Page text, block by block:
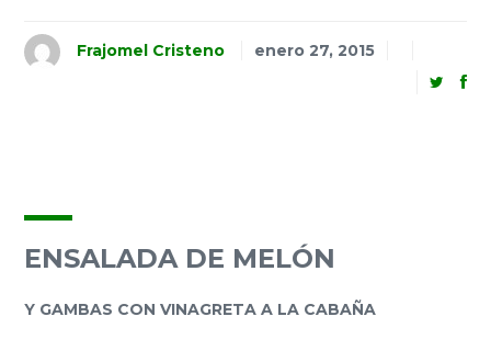
Frajomel Cristeno enero 27, 2015
ENSALADA DE MELÓN
Y GAMBAS CON VINAGRETA A LA CABAÑA